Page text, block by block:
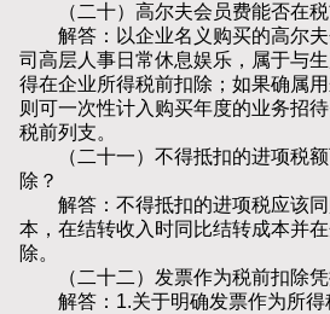
（二十）高尔夫会员费能否在税
解答：以企业名义购买的高尔夫
司高层人事日常休息娱乐，属于与
得在企业所得税前扣除；如果确属
则可一次性计入购买年度的业务招
税前列支。
（二十一）不得抵扣的进项税额
除？
解答：不得抵扣的进项税应该同
本，在结转收入时同比结转成本并
除。
（二十二）发票作为税前扣除凭
解答：1.关于明确发票作为所得